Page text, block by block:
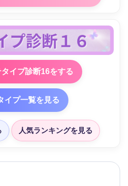
イプ診断16をする
イプ一覧を見る
人気ランキングを見る